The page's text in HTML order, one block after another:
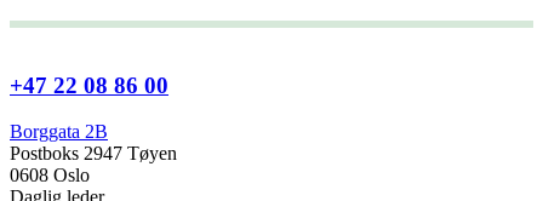
+47 22 08 86 00
Borggata 2B
Postboks 2947 Tøyen
0608 Oslo